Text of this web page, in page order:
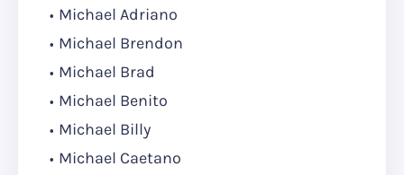
Michael Adriano
Michael Brendon
Michael Brad
Michael Benito
Michael Billy
Michael Caetano